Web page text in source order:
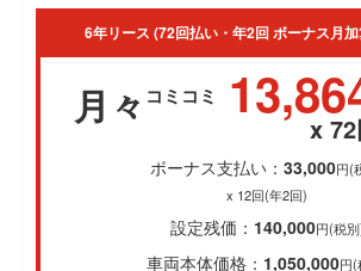
6年リース (72回払い・年2回 ボーナス月
月々 コミコミ
x
ボーナス支払い： 33,000円(
x 12回(年2回)
設定残価： 140,000円(税
車両本体価格： 1,050,000円(